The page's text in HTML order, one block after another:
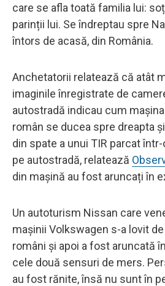
care se afla toată familia lui:
parinții lui. Se îndreptau spre
întors de acasă, din România.
Anchetatorii relatează că atât
imaginile înregistrate de
autostradă indicau cum
român se ducea spre dreapta
din spate a unui TIR parcat
pe autostradă, relatează
din mașină au fost aruncați în
Un autoturism Nissan care
mașinii Volkswagen s-a lovit
români și apoi a fost aruncată
cele două sensuri de mers.
au fost rănite, însă nu sunt în